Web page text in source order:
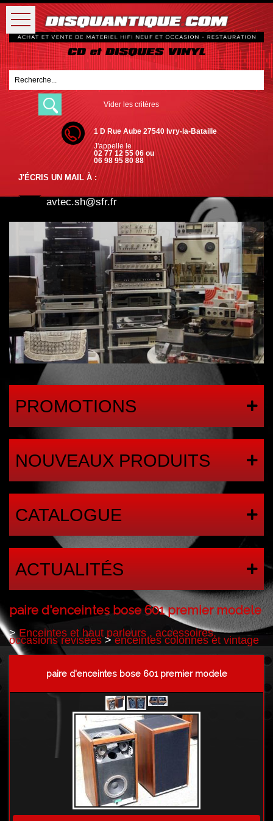
Vider les critères
1 D Rue Aube 27540 Ivry-la-Bataille
J'appelle le
02 77 12 55 06 ou
06 98 95 80 88
J'ÉCRIS UN MAIL À :
avtec.sh@sfr.fr
PROMOTIONS
NOUVEAUX PRODUITS
CATALOGUE
ACTUALITÉS
paire d'enceintes bose 601 premier modele
>Enceintes et haut parleurs , accessoires,
occasions revisées>enceintes colonnes et vintage
paire d'enceintes bose 601 premier modele